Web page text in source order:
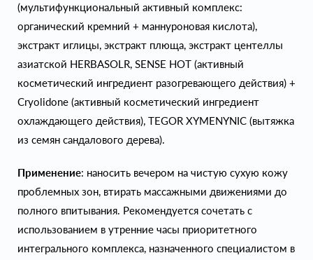
(мультифункциональный активный комплекс:
органический кремний + маннуроновая кислота),
экстракт иглицы, экстракт плюща, экстракт центеллы
азиатской HERBASOLR, SENSE HOT (активный
косметический ингредиент разогревающего действия) +
Cryolidone (активный косметический ингредиент
охлаждающего действия), TEGOR XYMENYNIC (вытяжка
из семян сандалового дерева).
Применение: наносить вечером на чистую сухую кожу
проблемных зон, втирать массажными движениями до
полного впитывания. Рекомендуется сочетать с
использованием в утренние часы приоритетного
интегрального комплекса, назначенного специалистом в